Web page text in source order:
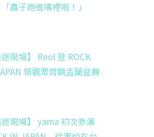
蟲子跑進嘴裡啦！」
迷現場】 Reol 登 ROCK
領觀眾齊跳盂蘭盆舞
迷現場】 yama 初次參演